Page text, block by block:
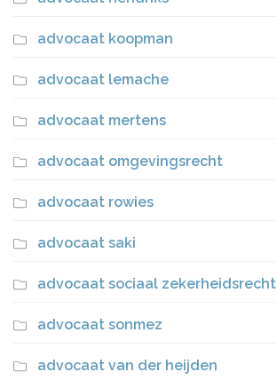
advocaat koopman
advocaat lemache
advocaat mertens
advocaat omgevingsrecht
advocaat rowies
advocaat saki
advocaat sociaal zekerheidsrecht
advocaat sonmez
advocaat van der heijden